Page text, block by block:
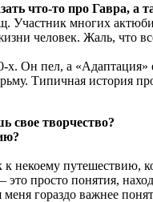
что-то про Гавра, а
многих
человек. Жаль,
х. Он пел, а
Типичная история
свое творчество?
некоему путешествию,
это просто понятия,
гораздо важнее